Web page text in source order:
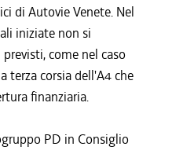
di Autovie Venete. Nel
iniziate non si
come nel caso
terza corsia dell'A4 che
finanziaria.
PD in Consiglio